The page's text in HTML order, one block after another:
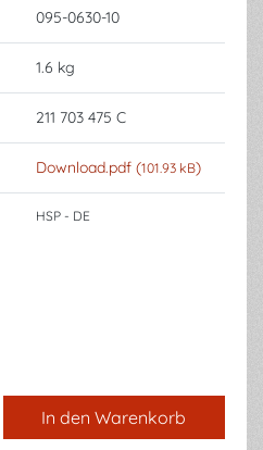
095-0630-10
1.6 kg
211 703 475 C
Download.pdf (101.93 kB)
HSP - DE
In den Warenkorb